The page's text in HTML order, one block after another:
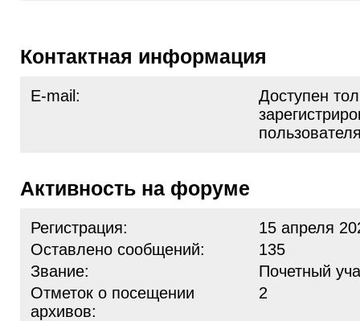
Контактная информация
E-mail:
Доступен
Активность на форуме
Регистрация:
15 апреля
Оставлено сообщений:
135
Звание:
Почетный
Отметок о посещении
архивов:
2